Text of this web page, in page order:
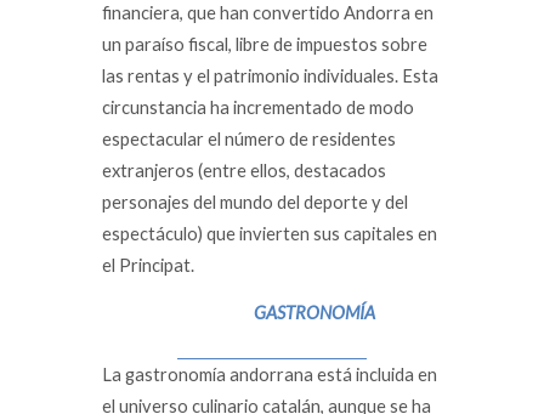
financiera, que han convertido Andorra en
un paraíso fiscal, libre de impuestos sobre
las rentas y el patrimonio individuales. Esta
circunstancia ha incrementado de modo
espectacular el número de residentes
extranjeros (entre ellos, destacados
personajes del mundo del deporte y del
espectáculo) que invierten sus capitales en
el Principat.
GASTRONOMÍA
La gastronomía andorrana está incluida en
el universo culinario catalán, aunque se ha